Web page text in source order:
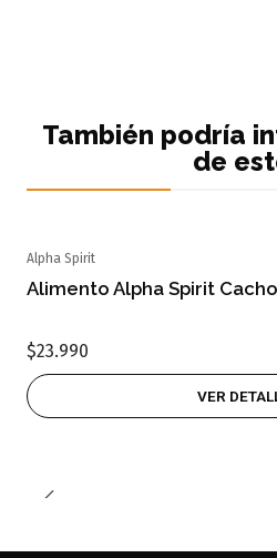
También podría
de
Alpha Spirit
Alimento Alpha Spirit
$23.990
VER